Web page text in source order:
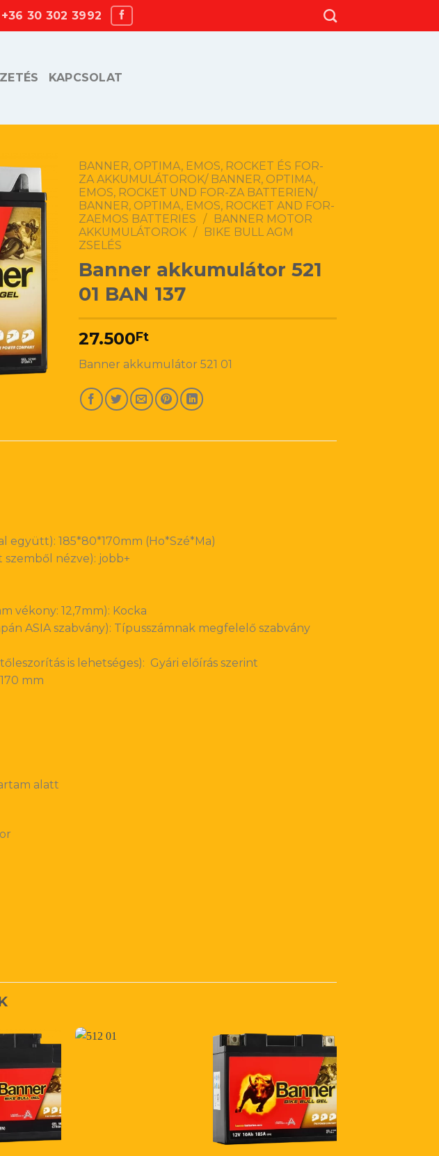
+36 30 302 3992
KAPCSOLAT
BANNER, OPTIMA, EMOS, ROCKET ÉS FOR-
ZA AKKUMULÁTOROK/ BANNER, OPTIMA,
EMOS, ROCKET UND FOR-ZA BATTERIEN/
BANNER, OPTIMA, EMOS, ROCKET AND FOR-
ZAEMOS BATTERIES /
BANNER MOTOR
AKKUMULÁTOROK /
BIKE BULL AGM
ZSELÉS
Banner akkumulátor 521
01 BAN 137
27.500Ft
Banner akkumulátor 521 01
együtt): 185*80*170mm (Ho*Szé*Ma)
nézve): jobb+
vékony: 12,7mm): Kocka
ASIA szabvány): Típusszámnak megfelelő szabvány
is lehetséges): Gyári előírás szerint
mm
alatt